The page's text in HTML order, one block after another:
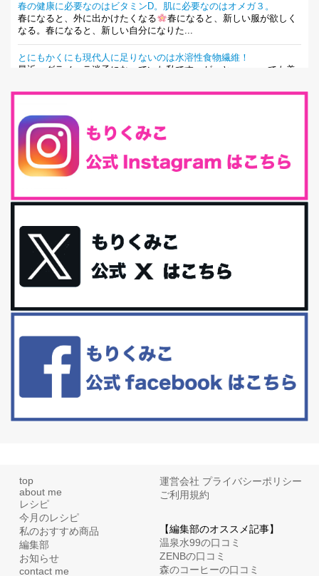
春の健康に必要なのはビタミンD。肌に必要なのはオメガ３。
春になると、外に出かけたくなる
春になると、新しい服が欲しく
なる。春になると、新しい自分になりた...
とにもかくにも現代人に足りないのは水溶性食物繊維！
最近、グラノーラ迷子になっていた私です。が、と〜〜〜っても美
腸内環境を整えることは、健康維持の中でいっちばん大事！だと私
は思っています。 ヒトの免...
iHerb特大セール終了間近！みんな何買う？
最近お風呂上がりの炭酸水をシリカシリカにしているんだけど確か
今回は、最近毎回定期的に購入している「楽天ふるさと納税」の返
礼品トップ５を紹介します。今までいろ...
更年期を穏やかに乗りきるために今できる５つのこと。
アラフィフからの体と心の整え方。 私も気づけばアラフィフ、これ
といった更年期症状はまだ...
白髪・美容・免疫力、現代人に足りないのは海藻！
リーブオイルorごま油をたらす。&n...
top
about me
レシピ
今月のレシピ
私のおすすめ商品
編集部
お知らせ
contact me
運営会社 プライバシーポリシー
ご利用規約
【編集部のオススメ記事】
温泉水99の口コミ
ZENBの口コミ
森のコーヒーの口コミ